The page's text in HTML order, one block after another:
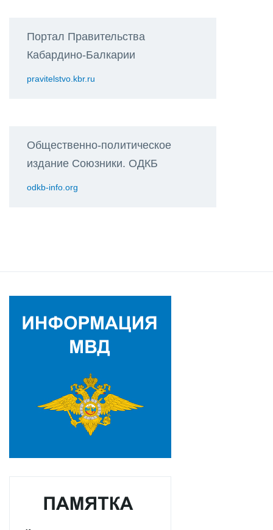
Портал Правительства
Кабардино-Балкарии
pravitelstvo.kbr.ru
Общественно-политическое
издание Союзники. ОДКБ
odkb-info.org